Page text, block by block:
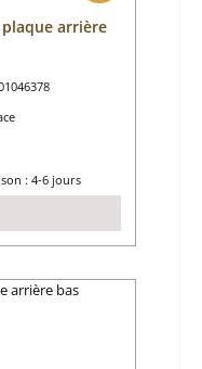
arrière
:
: 4-6 jours